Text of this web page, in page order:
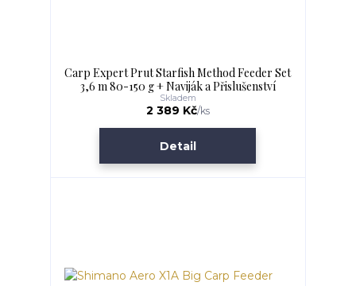
Carp Expert Prut Starfish Method Feeder Set
3,6 m 80-150 g + Naviják a Přislušenství
2 389 Kč/ks
Skladem
Detail